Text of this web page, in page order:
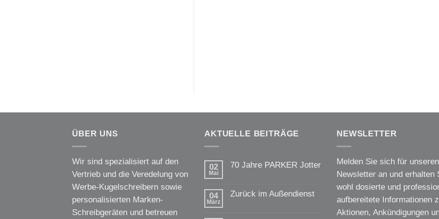
ÜBER UNS
Wir sind spezialisiert auf den
Vertrieb und die Veredelung von
Werbe-Kugelschreibern sowie
personalisierten Marken-
Schreibgeräten und betreuen
AKTUELLE BEITRÄGE
02
Mai
70 Jahre PARKER Jotter
70
04
März
Zurück im Außendienst
NEWSLETTER
Melden Sie sich für unseren
Newsletter an und erhalten
wohl dosierte und
aufbereitete Informationen
Aktionen, Ankündigungen